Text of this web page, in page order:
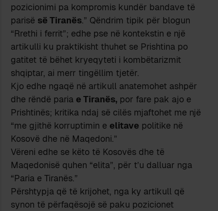
pozicionimi pa kompromis kundër bandave të
parisë së Tiranës.” Qëndrim tipik për blogun
“Rrethi i ferrit”; edhe pse në kontekstin e një
artikulli ku praktikisht thuhet se Prishtina po
gatitet të bëhet kryeqyteti i kombëtarizmit
shqiptar, ai merr tingëllim tjetër.
Kjo edhe ngaqë në artikull anatemohet ashpër
dhe rëndë paria e Tiranës, por fare pak ajo e
Prishtinës; kritika ndaj së cilës mjaftohet me një
“me gjithë korruptimin e elitave politike në
Kosovë dhe në Maqedoni.”
Vëreni edhe se këto të Kosovës dhe të
Maqedonisë quhen “elita”, për t’u dalluar nga
“Paria e Tiranës.”
Përshtypja që të krijohet, nga ky artikull që
synon të përfaqësojë së paku pozicionet